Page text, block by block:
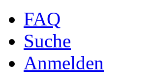
FAQ
Suche
Anmelden